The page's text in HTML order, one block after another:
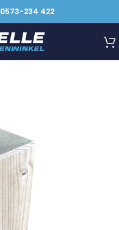
0573-234 422